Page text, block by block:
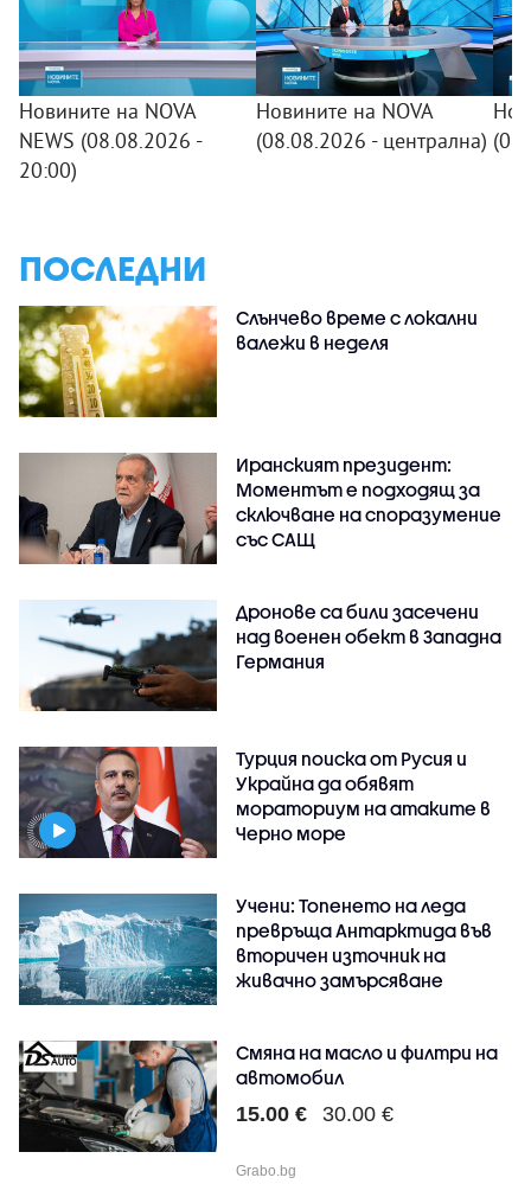
Новините на NOVA
NEWS (08.08.2026 -
20:00)
Новините на NOVA
(08.08.2026 - централна)
ПОСЛЕДНИ
Слънчево време с локални
валежи в неделя
Иранският президент:
Моментът е подходящ за
сключване на споразумение
със САЩ
Дронове са били засечени
над военен обект в Западна
Германия
Турция поиска от Русия и
Украйна да обявят
мораториум на атаките в
Черно море
Учени: Топенето на леда
превръща Антарктида във
вторичен източник на
живачно замърсяване
Смяна на масло и филтри на
автомобил
15.00 € 30.00 €
Grabo.bg